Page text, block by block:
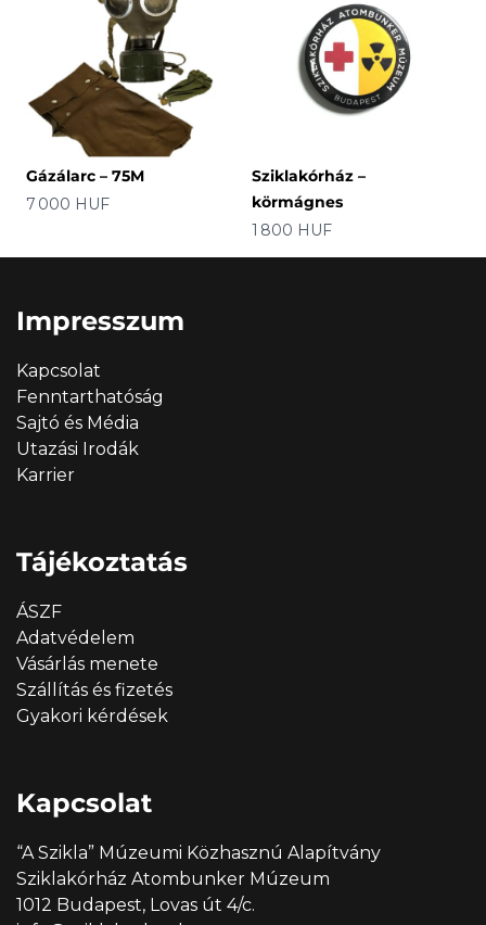
Gázálarc – 75M
Ár
7 000 HUF
Sziklakórház –
körmágnes
Ár
1 800 HUF
Impresszum
Kapcsolat
Fenntarthatóság
Sajtó és Média
Utazási Irodák
Karrier
Tájékoztatás
ÁSZF
Adatvédelem
Vásárlás menete
Szállítás és fizetés
Gyakori kérdések
Kapcsolat
“A Szikla” Múzeumi Közhasznú Alapítvány
Sziklakórház Atombunker Múzeum
1012 Budapest, Lovas út 4/c.